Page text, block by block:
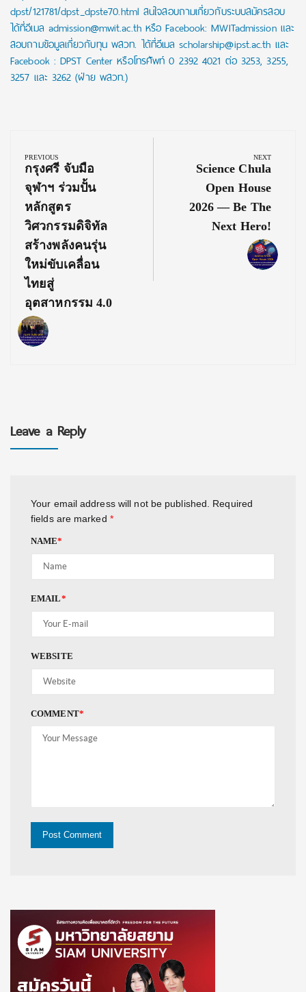
dpst/121781/dpst_dpste70.html สนใจสอบถามเกี่ยวกับระบบสมัครสอบ
ได้ที่อีเมล admission@mwit.ac.th หรือ Facebook: MWITadmission และ
สอบถามข้อมูลเกี่ยวกับทุน พสวท. ได้ที่อีเมล scholarship@ipst.ac.th และ
Facebook : DPST Center หรือโทรศัพท์ 0 2392 4021 ต่อ 3253, 3255,
3257 และ 3262 (ฝ่าย พสวท.)
navigation
PREVIOUS
Previous
Post:
กรุงศรี จับมือ
จุฬาฯ ร่วมปั้น
หลักสูตร
วิศวกรรมดิจิทัล
สร้างพลังคนรุ่น
ใหม่ขับเคลื่อน
ไทยสู่
อุตสาหกรรม 4.0
NEXT
Next
Post:
Science Chula
Open House
2026 — Be The
Next Hero!
Leave a Reply
Your email address will not be published.
Required
fields are marked *
NAME*
EMAIL*
WEBSITE
COMMENT*